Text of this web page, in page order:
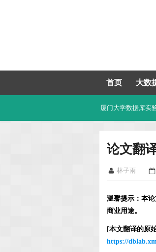
首页 大数
厦门大学数据库实
论文翻
林子雨
温馨提示：本
商业用途。
[本文翻译的原
https://